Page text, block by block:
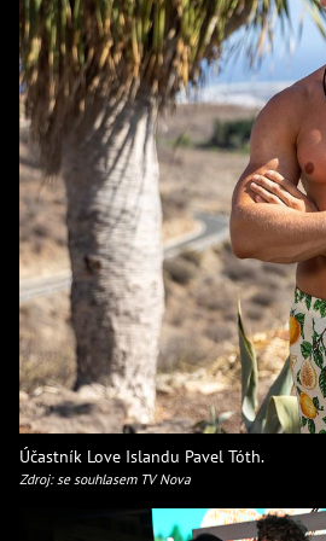
Účastník Love Islandu Pavel Tóth.
Zdroj: se souhlasem TV Nova